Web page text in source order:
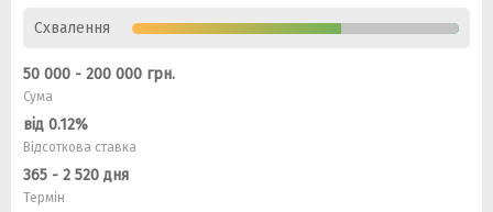
Схвалення
50 000 - 200 000 грн.
Сума
від 0.12%
Відсоткова ставка
365 - 2 520 дня
Термін